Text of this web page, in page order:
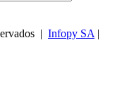
| Infopy SA |